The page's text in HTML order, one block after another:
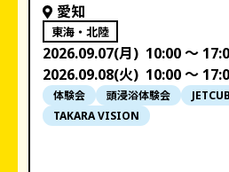
愛知
東海・北陸
2026.09.07(月) 10:00 〜
2026.09.08(火) 10:00 〜
体験会 頭浸浴体験会
TAKARA VISION